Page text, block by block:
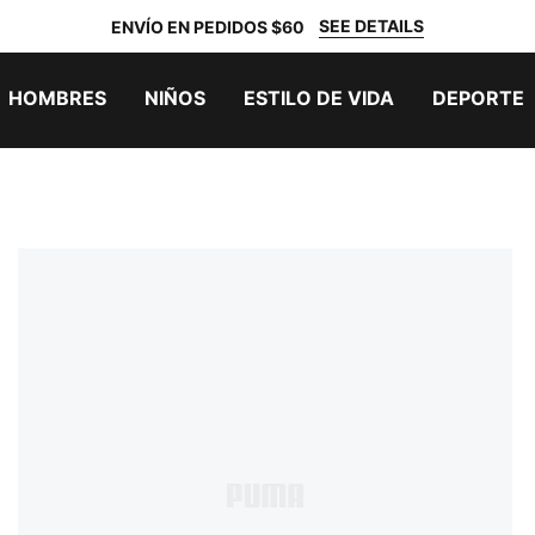
ENVÍO EN PEDIDOS $60 SEE DETAILS
HOMBRES NIÑOS ESTILO DE VIDA DEPORTE